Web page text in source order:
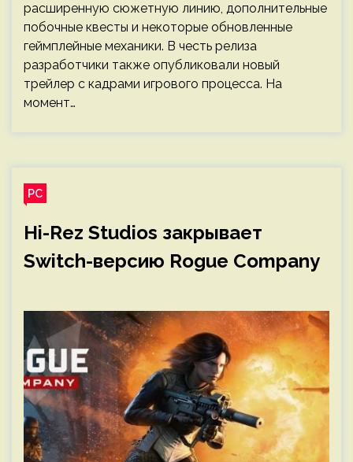
расширенную сюжетную линию, дополнительные
побочные квесты и некоторые обновленные
геймплейные механики. В честь релиза
разработчики также опубликовали новый
трейлер с кадрами игрового процесса. На
момент…
PC
Hi-Rez Studios закрывает
Switch-версию Rogue Company